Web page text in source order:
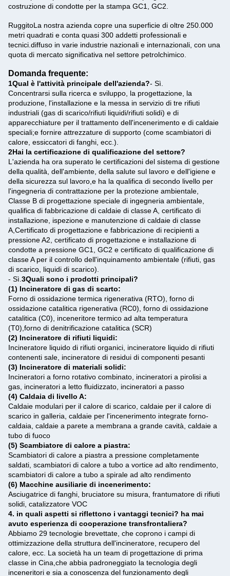
costruzione di condotte per la stampa GC1, GC2.
RuggitoLa nostra azienda copre una superficie di oltre 250.000
metri quadrati e conta quasi 300 addetti professionali e
tecnici.diffuso in varie industrie nazionali e internazionali, con una
quota di mercato significativa nel settore petrolchimico.
Domanda frequente:
1Qual è l'attività principale dell'azienda?- Sì.
Concentrarsi sulla ricerca e sviluppo, la progettazione, la
produzione, l'installazione e la messa in servizio di tre rifiuti
industriali (gas di scarico/rifiuti liquidi/rifiuti solidi) e di
apparecchiature per il trattamento dell'incenerimento e di caldaie
speciali;e fornire attrezzature di supporto (come scambiatori di
calore, essiccatori di fanghi, ecc.).
2Hai la certificazione di qualificazione del settore?
L'azienda ha ora superato le certificazioni del sistema di gestione
della qualità, dell'ambiente, della salute sul lavoro e dell'igiene e
della sicurezza sul lavoro,e ha la qualifica di secondo livello per
l'ingegneria di contrattazione per la protezione ambientale,
Classe B di progettazione speciale di ingegneria ambientale,
qualifica di fabbricazione di caldaie di classe A, certificato di
installazione, ispezione e manutenzione di caldaie di classe
A,Certificato di progettazione e fabbricazione di recipienti a
pressione A2, certificato di progettazione e installazione di
condotte a pressione GC1, GC2 e certificato di qualificazione di
classe A per il controllo dell'inquinamento ambientale (rifiuti, gas
di scarico, liquidi di scarico).
- Sì. 3Quali sono i prodotti principali?
(1) Incineratore di gas di scarto:
Forno di ossidazione termica rigenerativa (RTO), forno di
ossidazione catalitica rigenerativa (RC0), forno di ossidazione
catalitica (C0), inceneritore termico ad alta temperatura
(T0),forno di denitrificazione catalitica (SCR)
(2) Incineratore di rifiuti liquidi:
Incineratore liquido di rifiuti organici, incineratore liquido di rifiuti
contenenti sale, incineratore di residui di componenti pesanti
(3) Incineratore di materiali solidi:
Incineratori a forno rotativo combinato, incineratori a pirolisi a
gas, incineratori a letto fluidizzato, incineratori a passo
(4) Caldaia di livello A:
Caldaie modulari per il calore di scarico, caldaie per il calore di
scarico in galleria, caldaie per l'incenerimento integrate forno-
caldaia, caldaie a parete a membrana a grande cavità, caldaie a
tubo di fuoco
(5) Scambiatore di calore a piastra:
Scambiatori di calore a piastra a pressione completamente
saldati, scambiatori di calore a tubo a vortice ad alto rendimento,
scambiatori di calore a tubo a spirale ad alto rendimento
(6) Macchine ausiliarie di incenerimento:
Asciugatrice di fanghi, bruciatore su misura, frantumatore di rifiuti
solidi, catalizzatore VOC
4. in quali aspetti si riflettono i vantaggi tecnici? ha mai
avuto esperienza di cooperazione transfrontaliera?
Abbiamo 29 tecnologie brevettate, che coprono i campi di
ottimizzazione della struttura dell'incineratore, recupero del
calore, ecc. La società ha un team di progettazione di prima
classe in Cina,che abbia padroneggiato la tecnologia degli
inceneritori e sia a conoscenza del funzionamento degli